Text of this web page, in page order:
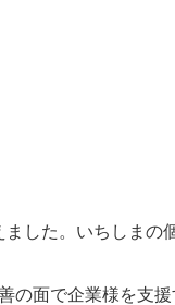
した。いちしま
面で企業様を支